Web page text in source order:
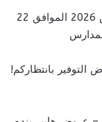
عروض الثلاجة العالمية الأسبوعية 5 اغسطس 2026 الموافق 22
بانتظاركم!